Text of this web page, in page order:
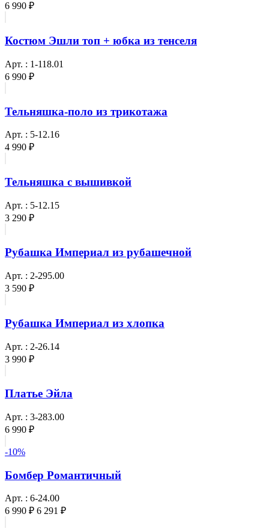
6 990 ₽
Костюм Эшли топ + юбка из тенселя
Арт. : 1-118.01
6 990 ₽
Тельняшка-поло из трикотажа
Арт. : 5-12.16
4 990 ₽
Тельняшка с вышивкой
Арт. : 5-12.15
3 290 ₽
Рубашка Империал из рубашечной
Арт. : 2-295.00
3 590 ₽
Рубашка Империал из хлопка
Арт. : 2-26.14
3 990 ₽
Платье Эйла
Арт. : 3-283.00
6 990 ₽
-10%
Бомбер Романтичный
Арт. : 6-24.00
6 990 ₽ 6 291 ₽